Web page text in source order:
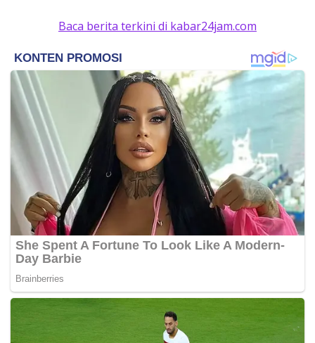
Baca berita terkini di kabar24jam.com